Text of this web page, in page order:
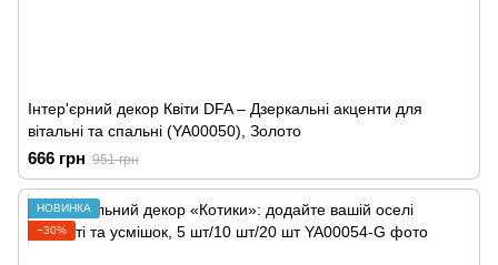
Інтер'єрний декор Квіти DFA – Дзеркальні акценти для
вітальні та спальні (YA00050), Золото
666 грн 951 грн
НОВИНКА
−30%